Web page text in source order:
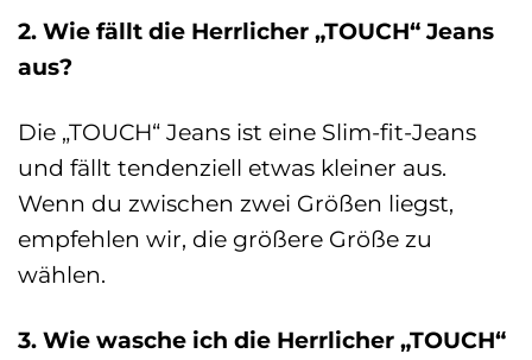
2. Wie fällt die Herrlicher „TOUCH“ Jeans
aus?
Die „TOUCH“ Jeans ist eine Slim-fit-Jeans
und fällt tendenziell etwas kleiner aus.
Wenn du zwischen zwei Größen liegst,
empfehlen wir, die größere Größe zu
wählen.
3. Wie wasche ich die Herrlicher „TOUCH“